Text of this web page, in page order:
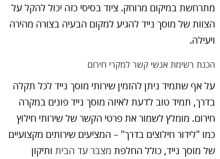
מתרחשת במיקום מרוחק. ציוד בסיסי כזה יכול להקל על
הצוות של מוסך נייד להגיע למקום הבעיה בצורה מהירה
ויעילה.
הכנת רשימת אנשי קשר למקרי חירום
על אף שתמיד ניתן להזמין שירותי מוסך נייד לכל תקלה
בדרך, תמיד טוב לדעת לאיזה מוסך נייד פונים במקרה
חירום. מומלץ לשמור את פרטי הקשר של שירותי חילוץ
כמו "לידור חילוצים בדרך" – המציעים שירותים מקצועיים
של מוסך נייד, כולל החלפת מצבר עד הבית ותיקון